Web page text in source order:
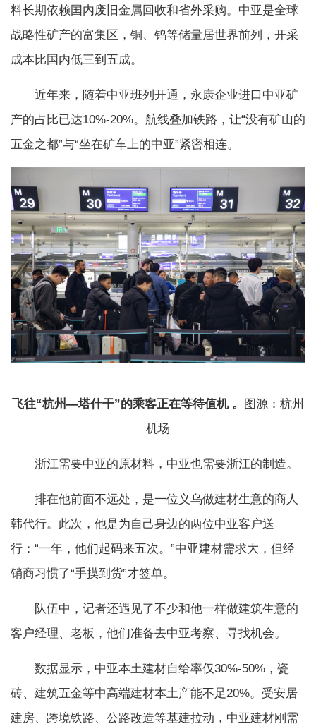
料长期依赖国内废旧金属回收和省外采购。中亚是全球
战略性矿产的富集区，铜、钨等储量居世界前列，开采
成本比国内低三到五成。
近年来，随着中亚班列开通，永康企业进口中亚矿
产的占比已达10%-20%。航线叠加铁路，让“没有矿山的
五金之都”与“坐在矿车上的中亚”紧密相连。
飞往“杭州—塔什干”的乘客正在等待值机 。
图源：杭州
机场
浙江需要中亚的原材料，中亚也需要浙江的制造。
排在他前面不远处，是一位义乌做建材生意的商人
韩代行。此次，他是为自己身边的两位中亚客户送
行：“一年，他们起码来五次。”中亚建材需求大，但经
销商习惯了“手摸到货”才签单。
队伍中，记者还遇见了不少和他一样做建筑生意的
客户经理、老板，他们准备去中亚考察、寻找机会。
数据显示，中亚本土建材自给率仅30%-50%，瓷
砖、建筑五金等中高端建材本土产能不足20%。受安居
建房、跨境铁路、公路改造等基建拉动，中亚建材刚需